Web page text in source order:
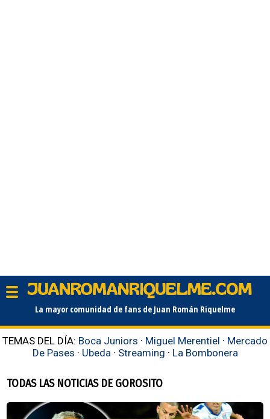
La mayor comunidad de fans de Juan Román Riquelme
TEMAS DEL DÍA: Boca Juniors · Miguel Merentiel · Mercado
De Pases · Ubeda · Streaming · La Bombonera
TODAS LAS NOTICIAS DE GOROSITO